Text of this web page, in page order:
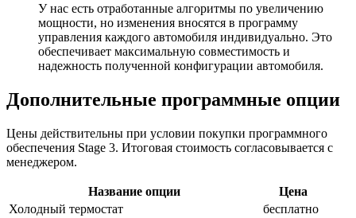
У нас есть отработанные алгоритмы по увеличению
мощности, но изменения вносятся в программу
управления каждого автомобиля индивидуально. Это
обеспечивает максимальную совместимость и
надежность полученной конфигурации автомобиля.
Дополнительные программные опции
Цены действительны при условии покупки программного
обеспечения Stage 3. Итоговая стоимость согласовывается с
менеджером.
Название опции
Цена
Холодный термостат
бесплатно